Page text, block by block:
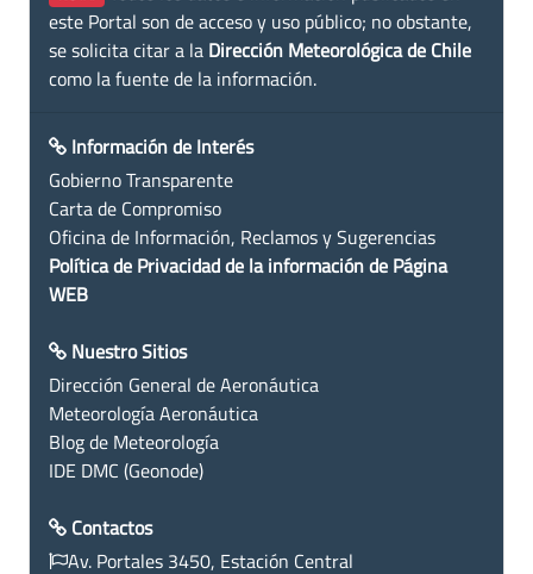
este Portal son de acceso y uso público; no obstante,
se solicita citar a la Dirección Meteorológica de Chile
como la fuente de la información.
Información de Interés
Gobierno Transparente
Carta de Compromiso
Oficina de Información, Reclamos y Sugerencias
Política de Privacidad de la información de Página
WEB
Nuestro Sitios
Dirección General de Aeronáutica
Meteorología Aeronáutica
Blog de Meteorología
IDE DMC (Geonode)
Contactos
Av. Portales 3450, Estación Central